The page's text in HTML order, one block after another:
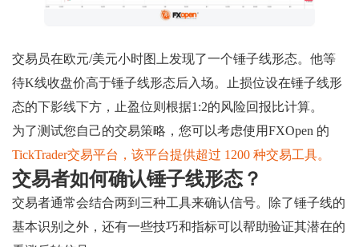
交易员在欧元/美元小时图上发现了一个锤子线形态。他等
待K线收盘价高于锤子线形态后入场。止损位设在锤子线形
态的下影线下方，止盈位则根据1:2的风险回报比计算。
为了测试您自己的交易策略，您可以考虑使用FXOpen 的
TickTrader交易平台，该平台提供超过 1200 种交易工具。
交易者如何确认锤子线形态？
交易者通常会结合两到三种工具来确认信号。除了锤子线的
基本识别之外，还有一些技巧和指标可以帮助验证其潜在的